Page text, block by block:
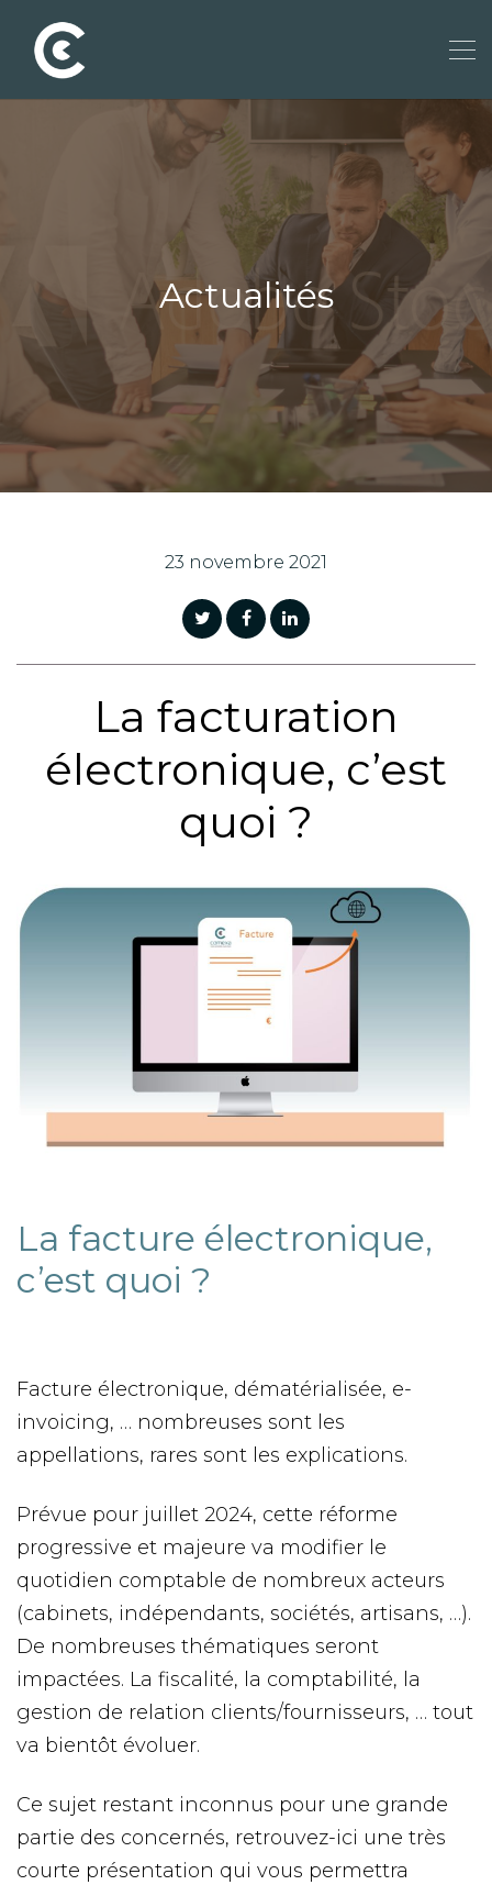
Actualités
23 novembre 2021
La facturation
électronique, c’est
quoi ?
La facture électronique,
c’est quoi ?
Facture électronique, dématérialisée, e-
invoicing, … nombreuses sont les
appellations, rares sont les explications.
Prévue pour juillet 2024, cette réforme
progressive et majeure va modifier le
quotidien comptable de nombreux acteurs
(cabinets, indépendants, sociétés, artisans, …).
De nombreuses thématiques seront
impactées. La fiscalité, la comptabilité, la
gestion de relation clients/fournisseurs, … tout
va bientôt évoluer.
Ce sujet restant inconnus pour une grande
partie des concernés, retrouvez-ici une très
courte présentation qui vous permettra